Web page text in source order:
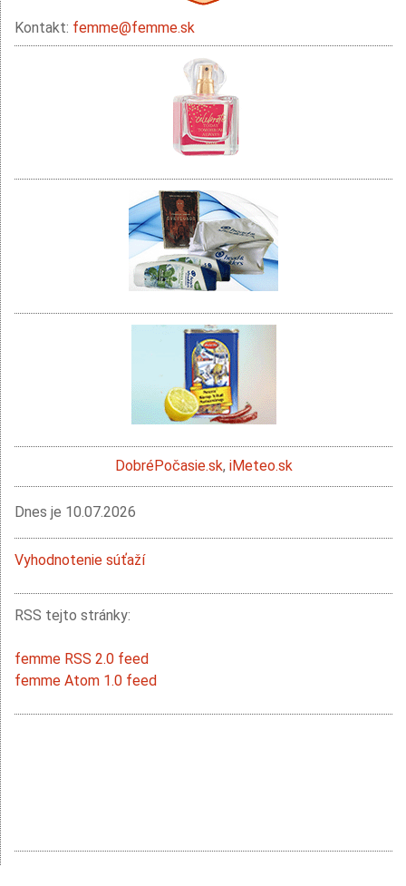
Kontakt: femme@femme.sk
DobréPočasie.sk, iMeteo.sk
Dnes je 10.07.2026
Vyhodnotenie súťaží
RSS tejto stránky:
femme RSS 2.0 feed
femme Atom 1.0 feed